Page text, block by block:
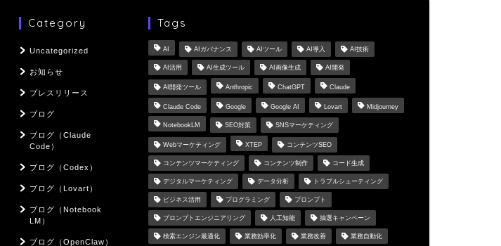
Category
Uncategorized
お知らせ
プレスリリース
ブログ
ブログ（Claude
Code）
ブログ（Codex）
ブログ（Lovart）
ブログ（Notebook
LM）
ブログ（OpenClaw）
Tags
AI AIガバナンス AIツール AI導入 AI技術
AI活用 AI生成ツール AI画像生成 AI開発
AI開発ツール Anthropic ChatGPT Claude
Claude Code Google Google AI Lovart Midjourney
NotebookLM SEO対策 SNSマーケティング
Webマーケティング XTEP コンテンツSEO
コンテンツマーケティング コンテンツ制作 コード生成
デジタルマーケティング データ分析 トラブルシューティング
ビジネス活用 プログラミング プロンプト
プロンプトエンジニアリング 人工知能 抽選キャンペーン
検索エンジン最適化 業務効率化 業務改善 業務自動化